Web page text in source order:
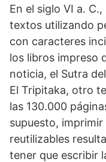
En el siglo VI a.
textos utilizando
con caracteres
los libros impreso
noticia, el Sutra
El Tripitaka, otro
las 130.000
supuesto,
reutilizables
tener que escribir